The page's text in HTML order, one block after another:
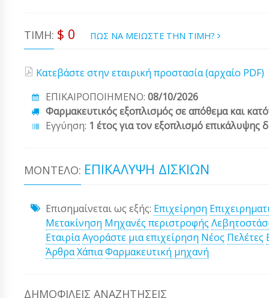
ΤΙΜΉ: $ 0 ΠΩΣ ΝΑ ΜΕΙΩΣΤΕ ΤΗΝ ΤΙΜΗ?
Κατεβάστε στην εταιρική προστασία (αρχαίο PDF)
ΕΠΙΚΑΙΡΟΠΟΙΗΜΕΝΟ: 08/10/2026
Φαρμακευτικός εξοπλισμός σε απόθεμα και
Εγγύηση: 1 έτος για τον εξοπλισμό επικάλυψης
ΜΟΝΤΈΛΟ: ΕΠΙΚΆΛΥΨΗ ΔΙΣΚΊΩΝ
Επισημαίνεται ως εξής: Επιχείρηση
Μετακίνηση Μηχανές περιστροφής
ΕταιρίαΑγοράστε μια επιχείρηση Νέος Πελέτες
ΆρθραΧάπιαΦαρμακευτική μηχανή
ΔΗΜΟΦΙΛΕΊΣ ΑΝΑΖΗΤΉΣΕΙΣ